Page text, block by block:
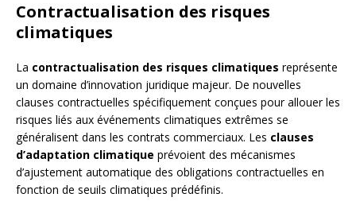
Contractualisation des risques
climatiques
La contractualisation des risques climatiques représente
un domaine d’innovation juridique majeur. De nouvelles
clauses contractuelles spécifiquement conçues pour allouer les
risques liés aux événements climatiques extrêmes se
généralisent dans les contrats commerciaux. Les clauses
d’adaptation climatique prévoient des mécanismes
d’ajustement automatique des obligations contractuelles en
fonction de seuils climatiques prédéfinis.